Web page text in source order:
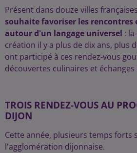
Présent dans douze villes
souhaite favoriser les rencontres
autour d'un langage universel :
création il y a plus de dix ans, plus
ont participé à ces rendez-vous
découvertes culinaires et
TROIS RENDEZ-VOUS AU
DIJON
Cette année, plusieurs temps forts
l'agglomération dijonnaise.